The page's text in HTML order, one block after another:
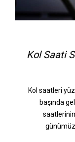
Kol Saati
Kol saatleri
başında